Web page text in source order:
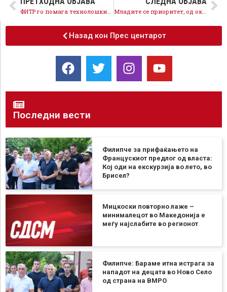
Младите се приоритет, од октомври за студентите субвенција од 2.400 денари
Назад кон Прес центарот
Последни вести
Филипче за прифаќањето на
Францускиот предлог од власта:
Кој оди на екскурзија во лето, во
Брисел?
Мицкоски повторно лаже –
минималецот во Македонија е
меѓу најслабите во регионот
Филипче: Бараме итна истрага за
нападот на децата во Ново Село
од страна на ВМРО